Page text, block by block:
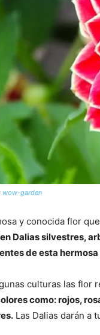
wow-garden
y conocida flor
Dalias silvestres,
de esta
culturas las flor
como: rojos,
Las Dalias darán a